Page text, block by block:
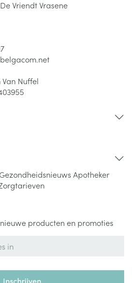
Vriendt Vrasene
belgacom.net
Van Nuffel
Gezondheidsnieuws Apotheker
producten en promoties
Inschrijven